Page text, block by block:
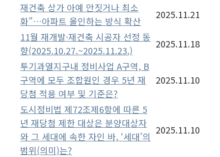
재건축 상가 아예 안짓거나 최소
화”…아파트 올인하는 방식 확산
2025.11.21
11월 재개발·재건축 시공자 선정 동
향(2025.10.27.~2025.11.23.)
2025.11.18
투기과열지구내 정비사업 A구역, B
구역에 모두 조합원인 경우 5년 재
당첨 적용 여부 및 기준은?
2025.11.10
도시정비법 제72조제6항에 따른 5
년 재당첨 제한 대상은 분양대상자
와 그 세대에 속한 자인 바, ‘세대’의
범위(의미)는?
2025.11.10